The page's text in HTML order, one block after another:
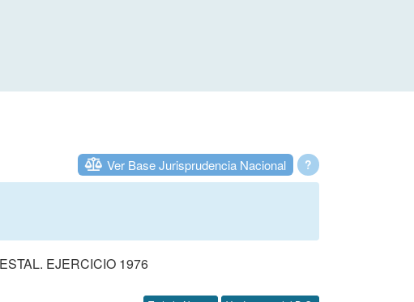
?
Ver Base Jurisprudencia Nacional
EJERCICIO 1976